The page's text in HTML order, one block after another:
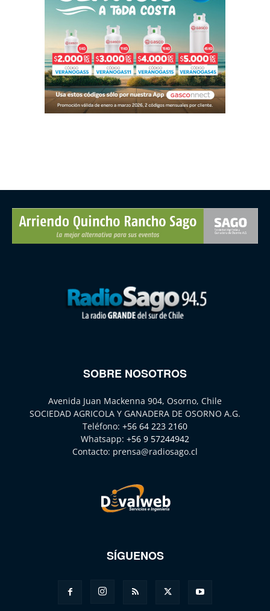
SOBRE NOSOTROS
Avenida Juan Mackenna 904, Osorno, Chile
SOCIEDAD AGRICOLA Y GANADERA DE OSORNO A.G.
Teléfono: +56 64 223 2160
Whatsapp: +56 9 57244942
Contacto: prensa@radiosago.cl
SÍGUENOS